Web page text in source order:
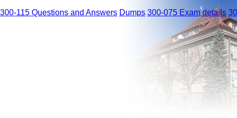
300-115 Questions and Answers Dumps 300-075 Exam details